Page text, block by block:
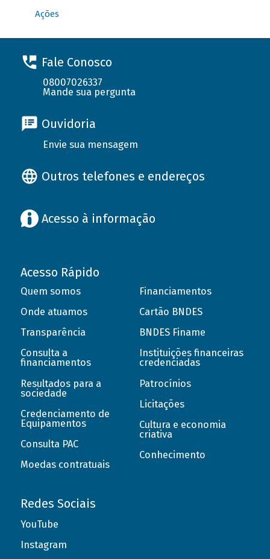
Ações
Fale Conosco
08007026337
Mande sua pergunta
Ouvidoria
Envie sua mensagem
Outros telefones e endereços
Acesso à informação
Acesso Rápido
Quem somos
Onde atuamos
Transparência
Consulta a
financiamentos
Resultados para a
sociedade
Credenciamento de
Equipamentos
Consulta PAC
Moedas contratuais
Financiamentos
Cartão BNDES
BNDES Finame
Instituições financeiras
credenciadas
Patrocínios
Licitações
Cultura e economia
criativa
Conhecimento
Redes Sociais
YouTube
Instagram